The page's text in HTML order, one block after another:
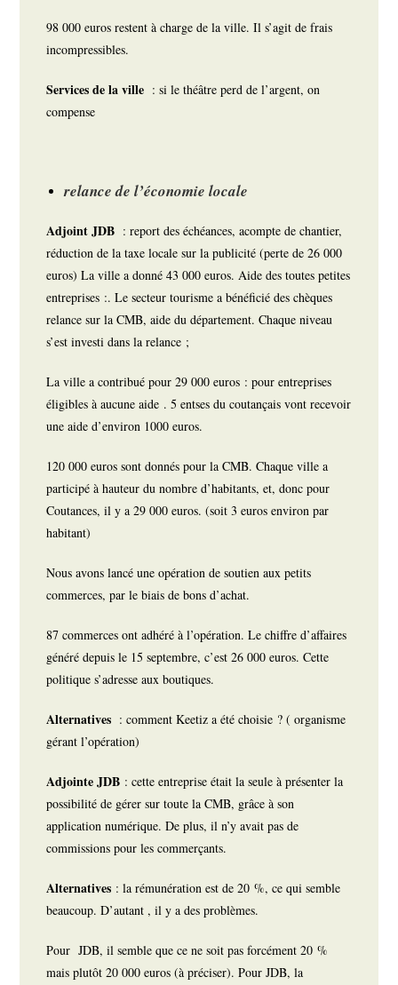
98 000 euros restent à charge de la ville. Il s’agit de frais
incompressibles.
Services de la ville : si le théâtre perd de l’argent, on
compense
relance de l’économie locale
Adjoint JDB : report des échéances, acompte de chantier,
réduction de la taxe locale sur la publicité (perte de 26 000
euros) La ville a donné 43 000 euros. Aide des toutes petites
entreprises :. Le secteur tourisme a bénéficié des chèques
relance sur la CMB, aide du département. Chaque niveau
s’est investi dans la relance ;
La ville a contribué pour 29 000 euros : pour entreprises
éligibles à aucune aide . 5 entses du coutançais vont recevoir
une aide d’environ 1000 euros.
120 000 euros sont donnés pour la CMB. Chaque ville a
participé à hauteur du nombre d’habitants, et, donc pour
Coutances, il y a 29 000 euros. (soit 3 euros environ par
habitant)
Nous avons lancé une opération de soutien aux petits
commerces, par le biais de bons d’achat.
87 commerces ont adhéré à l’opération. Le chiffre d’affaires
généré depuis le 15 septembre, c’est 26 000 euros. Cette
politique s’adresse aux boutiques.
Alternatives : comment Keetiz a été choisie ? ( organisme
gérant l’opération)
Adjointe JDB : cette entreprise était la seule à présenter la
possibilité de gérer sur toute la CMB, grâce à son
application numérique. De plus, il n’y avait pas de
commissions pour les commerçants.
Alternatives : la rémunération est de 20 %, ce qui semble
beaucoup. D’autant , il y a des problèmes.
Pour JDB, il semble que ce ne soit pas forcément 20 %
mais plutôt 20 000 euros (à préciser). Pour JDB, la